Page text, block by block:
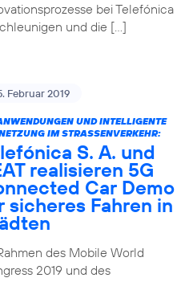
bei Telefónica
und die […]
Februar 2019
UND INTELLIGENTE
IM STRASSENVERKEHR:
S. A. und
realisieren 5G
Car Demo
sicheres Fahren in
des Mobile World
2019 und des